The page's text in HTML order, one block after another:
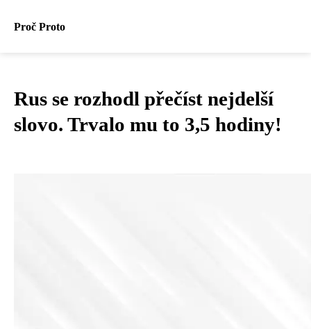
Proč Proto
Rus se rozhodl přečíst nejdelší
slovo. Trvalo mu to 3,5 hodiny!